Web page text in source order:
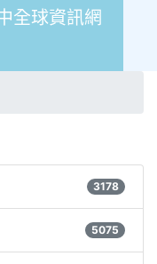
全球資訊網
3178
5075